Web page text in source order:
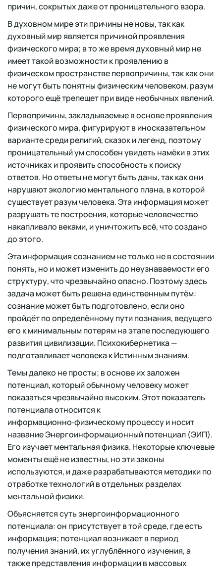
причин, сокрытых даже от проницательного взора.
В духовном мире эти причины не новы, так как
духовный мир является причиной проявления
физического мира; в то же время духовный мир не
имеет такой возможности к проявлению в
физическом пространстве первопричины, так как они
не могут быть понятны физическим человеком, разум
которого ещё трепещет при виде необычных явлений.
Первопричины, закладываемые в основе проявления
физического мира, фигурируют в иносказательном
варианте среди религий, сказок и легенд, поэтому
проницательный ум способен увидеть намёки в этих
источниках и проявить способность к поиску
ответов. Но ответы не могут быть даны, так как они
нарушают экологию ментального плана, в которой
существует разум человека. Эта информация может
разрушать те построения, которые человечество
накапливало веками, и уничтожить всё, что создано
до этого.
Эта информация сознанием не только не в состоянии
понять, но и может изменить до неузнаваемости его
структуру, что чрезвычайно опасно. Поэтому здесь
задача может быть решена единственным путём:
сознание может быть подготовлено, если оно
пройдёт по определённому пути познания, ведущего
его к минимальным потерям на этапе последующего
развития цивилизации. Психокибернетика —
подготавливает человека к Истинным знаниям.
Темы далеко не просты; в основе их заложен
потенциал, который обычному человеку может
показаться чрезвычайно высоким. Этот показатель
потенциала относится к
информационно‑физическому процессу и носит
название Энергоинформационный потенциал (ЭИП).
Его изучает ментальная физика. Некоторые ключевые
моменты ещё не известны, но эти законы
используются, и даже разрабатываются методики по
отработке технологий в отдельных разделах
ментальной физики.
Объясняется суть энергоинформационного
потенциала: он присутствует в той среде, где есть
информация; потенциал возникает в период
получения знаний, их углублённого изучения, а
также представления информации в массовых